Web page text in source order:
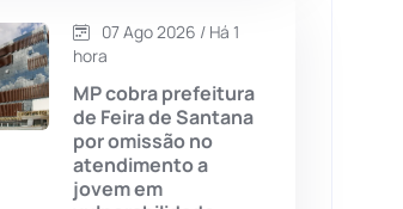
Basílio (391)
07 Ago 2026 / Há 1
hora
MP cobra prefeitura
de Feira de Santana
por omissão no
atendimento a
jovem em